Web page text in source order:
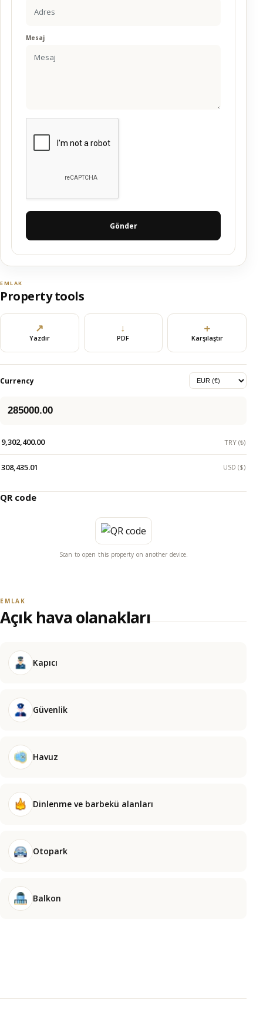
Mesaj
Gönder
EMLAK
Property tools
↗
Yazdır
↓
PDF
＋
Karşılaştır
Currency
9,302,400.00 TRY (₺)
308,435.01 USD ($)
QR code
Scan to open this property on another device.
EMLAK
Açık hava olanakları
Kapıcı
Güvenlik
Havuz
Dinlenme ve barbekü alanları
Otopark
Balkon